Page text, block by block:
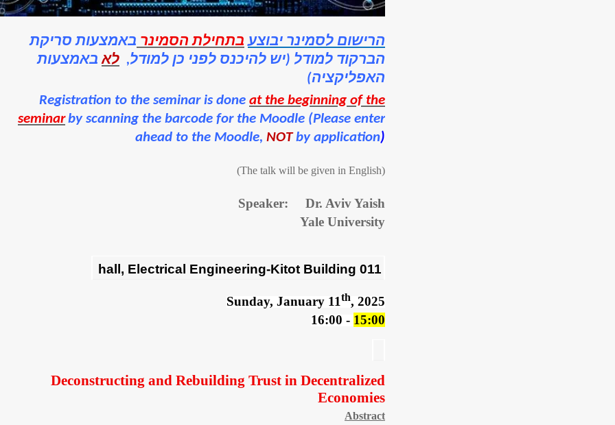
הרישום לסמינר יבוצע בתחילת הסמינר באמצעות סריקת
הברקוד למודל (יש להיכנס לפני כן למודל, לא באמצעות
האפליקציה)
Registration to the seminar is done at the beginning of the
seminarby scanning the barcode for the Moodle (Please enter
ahead to the Moodle, NOTby application)
(The talk will be given in English)
Speaker: Dr. Aviv Yaish
Yale University
011 hall, Electrical Engineering-Kitot Building‏
Sunday, January 11th, 2025
15:00
- 16:00
Deconstructing and Rebuilding Trust in Decentralized
Economies
Abstract